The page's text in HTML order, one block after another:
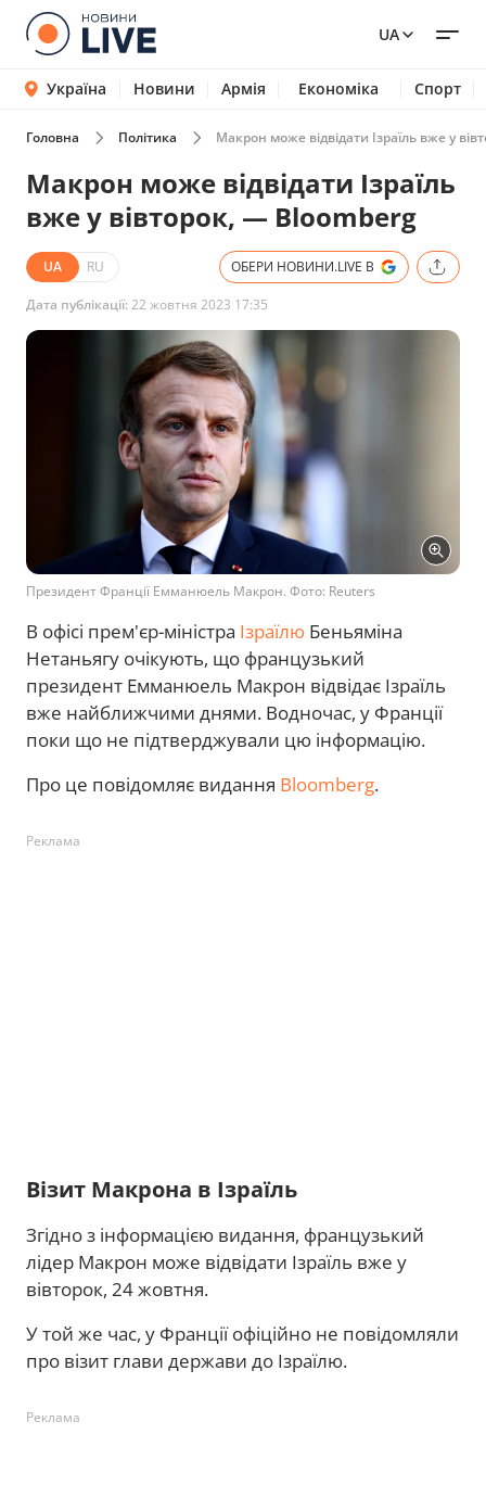
UA
Україна Новини Армія Економіка Спорт
Головна Політика Макрон може відвідати Ізраїль вже у
Макрон може відвідати Ізраїль
вже у вівторок, — Bloomberg
UA RU ОБЕРИ НОВИНИ.LIVE В
Дата публікації:22 жовтня 2023 17:35
Президент Франції Емманюель Макрон. Фото: Reuters
В офісі прем'єр-міністра Ізраїлю Беньяміна
Нетаньягу очікують, що французький
президент Емманюель Макрон відвідає Ізраїль
вже найближчими днями. Водночас, у Франції
поки що не підтверджували цю інформацію.
Про це повідомляє видання Bloomberg.
Реклама
Візит Макрона в Ізраїль
Згідно з інформацією видання, французький
лідер Макрон може відвідати Ізраїль вже у
вівторок, 24 жовтня.
У той же час, у Франції офіційно не повідомляли
про візит глави держави до Ізраїлю.
Реклама